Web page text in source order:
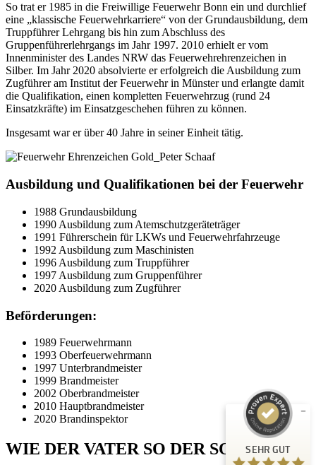
So trat er 1985 in die Freiwillige Feuerwehr Bonn ein und durchlief
eine „klassische Feuerwehrkarriere“ von der Grundausbildung, dem
Truppführer Lehrgang bis hin zum Abschluss des
Gruppenführerlehrgangs im Jahr 1997. 2010 erhielt er vom
Innenminister des Landes NRW das Feuerwehrehrenzeichen in
Silber. Im Jahr 2020 absolvierte er erfolgreich die Ausbildung zum
Zugführer am Institut der Feuerwehr in Münster und erlangte damit
die Qualifikation, einen kompletten Feuerwehrzug (rund 24
Einsatzkräfte) im Einsatzgeschehen führen zu können.
Insgesamt war er über 40 Jahre in seiner Einheit tätig.
Ausbildung und Qualifikationen bei der Feuerwehr
1988 Grundausbildung
1990 Ausbildung zum Atemschutzgeräteträger
1991 Führerschein für LKWs und Feuerwehrfahrzeuge
1992 Ausbildung zum Maschinisten
1996 Ausbildung zum Truppführer
1997 Ausbildung zum Gruppenführer
2020 Ausbildung zum Zugführer
Beförderungen:
1989 Feuerwehrmann
1993 Oberfeuerwehrmann
1997 Unterbrandmeister
1999 Brandmeister
2002 Oberbrandmeister
2010 Hauptbrandmeister
2020 Brandinspektor
WIE DER VATER SO DER SOHNSEHR GUT
Empfehlungen auf
ProvenExpert.com
Bewertungen auf ProvenExpert.com